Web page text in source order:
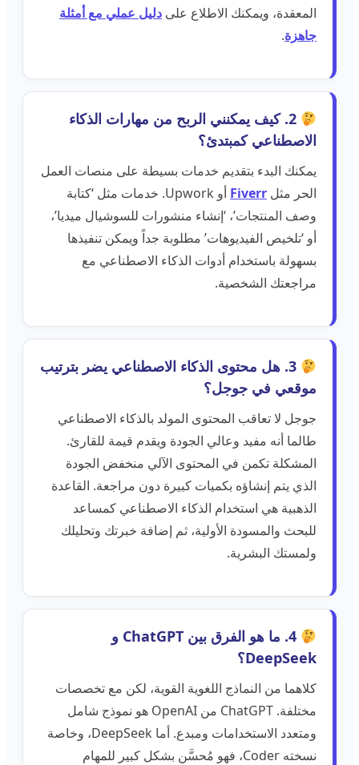
المعقدة، ويمكنك الاطلاع على دليل عملي مع أمثلة
جاهزة.
2. كيف يمكنني الربح من مهارات الذكاء
الاصطناعي كمبتدئ؟
يمكنك البدء بتقديم خدمات بسيطة على منصات العمل
الحر مثل Fiverr
أو Upwork. خدمات مثل ‘كتابة
وصف المنتجات’، ‘إنشاء منشورات للسوشيال ميديا’،
أو ‘تلخيص الفيديوهات’ مطلوبة جداً ويمكن تنفيذها
بسهولة باستخدام أدوات الذكاء الاصطناعي مع
مراجعتك الشخصية.
3. هل محتوى الذكاء الاصطناعي يضر بترتيب
موقعي في جوجل؟
جوجل لا تعاقب المحتوى المولد بالذكاء الاصطناعي
طالما أنه مفيد وعالي الجودة ويقدم قيمة للقارئ.
المشكلة تكمن في المحتوى الآلي منخفض الجودة
الذي يتم إنشاؤه بكميات كبيرة دون مراجعة. القاعدة
الذهبية هي استخدام الذكاء الاصطناعي كمساعد
للبحث والمسودة الأولية، ثم إضافة خبرتك وتحليلك
ولمستك البشرية.
4. ما هو الفرق بين ChatGPT و
DeepSeek؟
كلاهما من النماذج اللغوية القوية، لكن مع تخصصات
مختلفة. ChatGPT من OpenAI هو نموذج شامل
ومتعدد الاستخدامات ومبدع. أما DeepSeek، وخاصة
نسخته Coder، فهو مُحسَّن بشكل كبير للمهام